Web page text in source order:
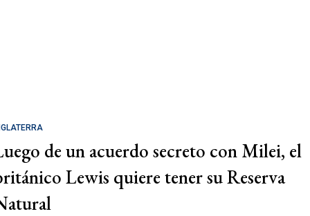
de un acuerdo secreto con Milei, el
Lewis quiere tener su Reserva